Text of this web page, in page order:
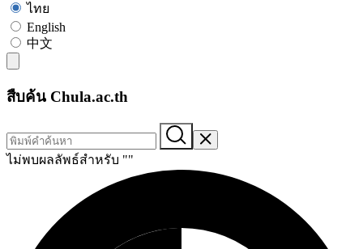
ไทย
English
中文
สืบค้น Chula.ac.th
ไม่พบผลลัพธ์สำหรับ ""